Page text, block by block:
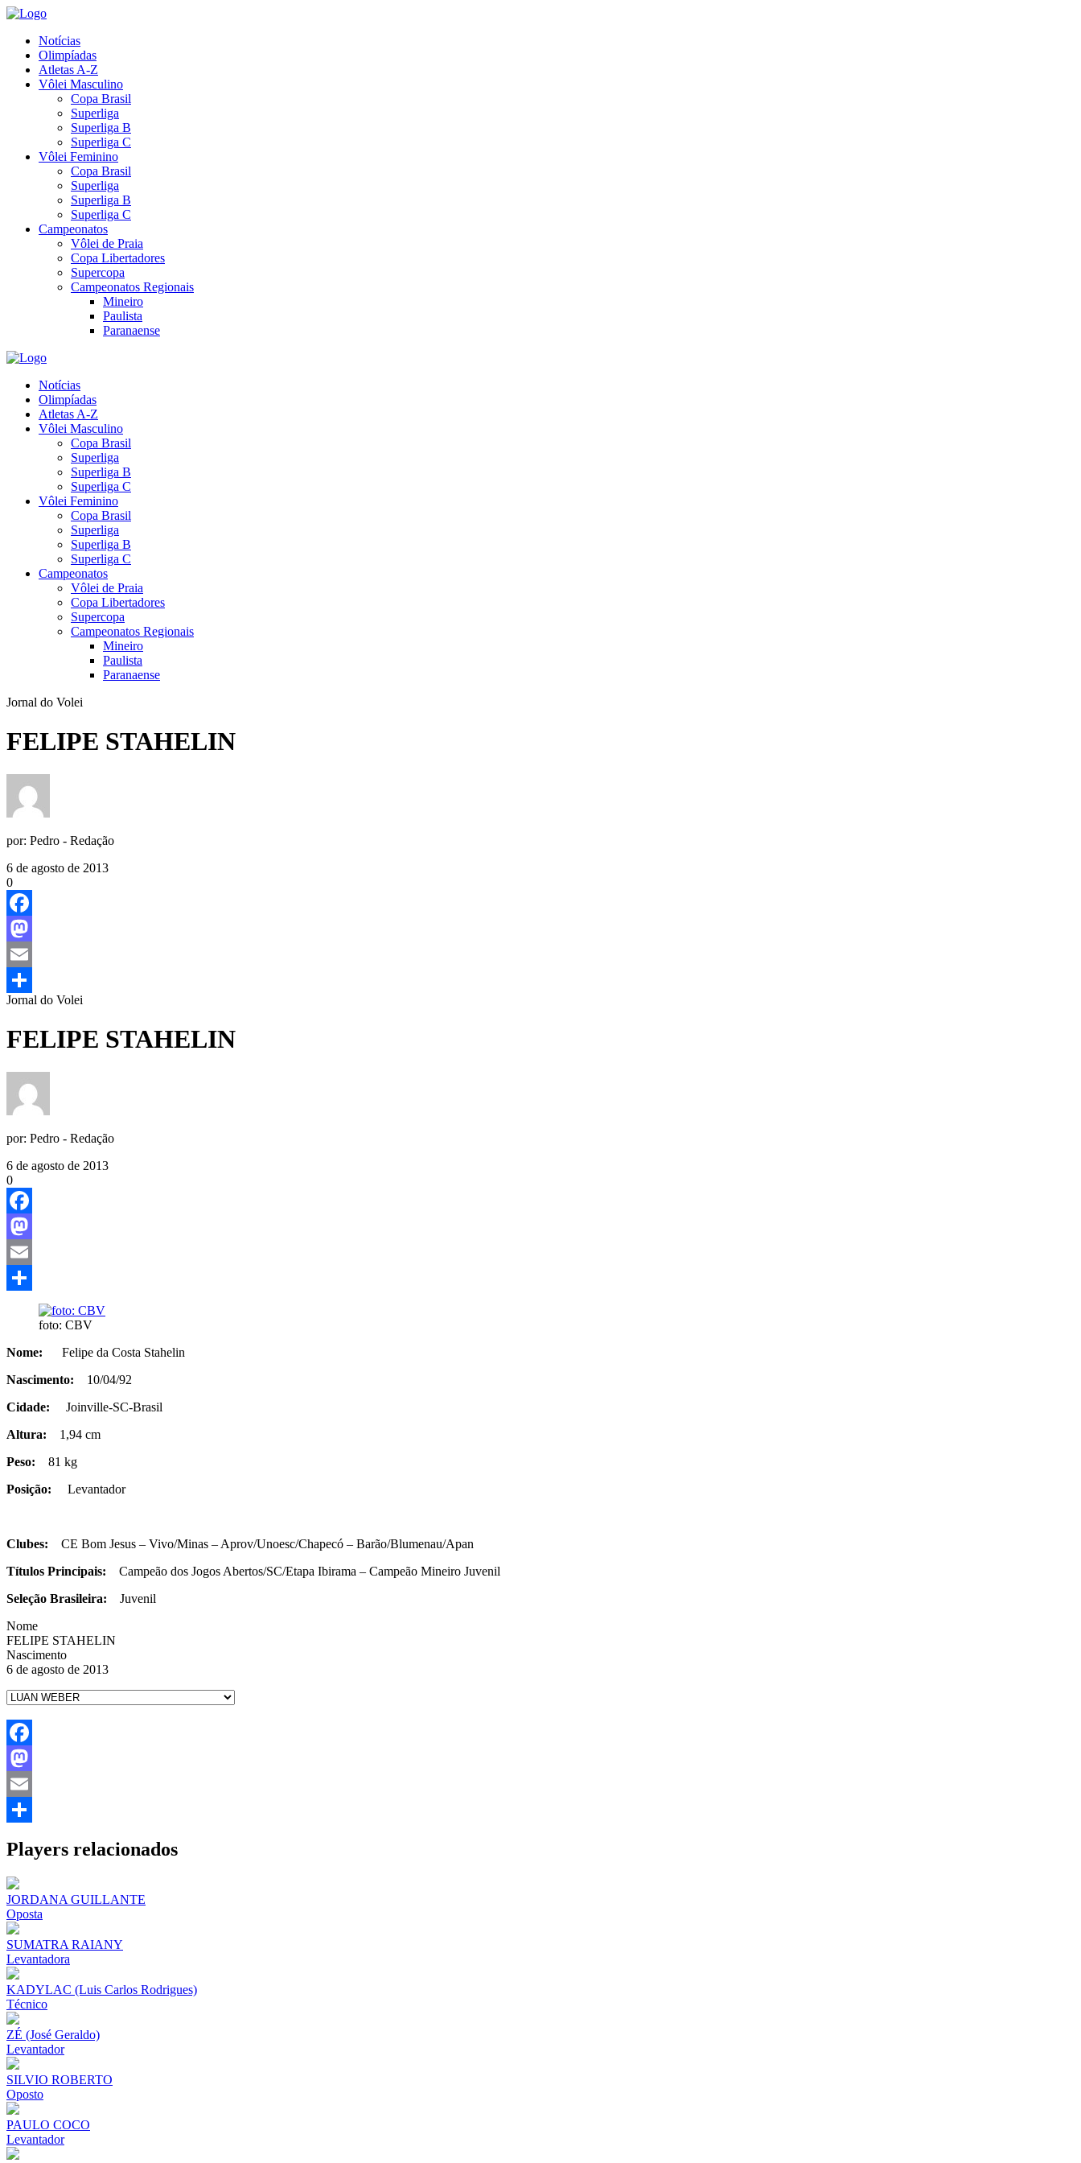
Notícias
Olimpíadas
Atletas A-Z
Vôlei Masculino
Copa Brasil
Superliga
Superliga B
Superliga C
Vôlei Feminino
Copa Brasil
Superliga
Superliga B
Superliga C
Campeonatos
Vôlei de Praia
Copa Libertadores
Supercopa
Campeonatos Regionais
Mineiro
Paulista
Paranaense
Notícias
Olimpíadas
Atletas A-Z
Vôlei Masculino
Copa Brasil
Superliga
Superliga B
Superliga C
Vôlei Feminino
Copa Brasil
Superliga
Superliga B
Superliga C
Campeonatos
Vôlei de Praia
Copa Libertadores
Supercopa
Campeonatos Regionais
Mineiro
Paulista
Paranaense
Jornal do Volei
FELIPE STAHELIN
por: Pedro - Redação
6 de agosto de 2013
0
Facebook
Mastodon
Email
Share
Jornal do Volei
FELIPE STAHELIN
por: Pedro - Redação
6 de agosto de 2013
0
Facebook
Mastodon
Email
foto: CBV
Nome: Felipe da Costa Stahelin
Nascimento: 10/04/92
Cidade: Joinville-SC-Brasil
Altura: 1,94 cm
Peso: 81 kg
Posição: Levantador
Clubes: CE Bom Jesus – Vivo/Minas – Aprov/Unoesc/Chapecó – Barão/Blumenau/Apan
Títulos Principais: Campeão dos Jogos Abertos/SC/Etapa Ibirama – Campeão Mineiro Juvenil
Seleção Brasileira: Juvenil
Nome
FELIPE STAHELIN
Nascimento
6 de agosto de 2013
Facebook
Mastodon
Email
Players relacionados
JORDANA GUILLANTE
Oposta
SUMATRA RAIANY
Levantadora
KADYLAC (Luis Carlos Rodrigues)
Técnico
ZÉ (José Geraldo)
Levantador
SILVIO ROBERTO
Oposto
PAULO COCO
Levantador